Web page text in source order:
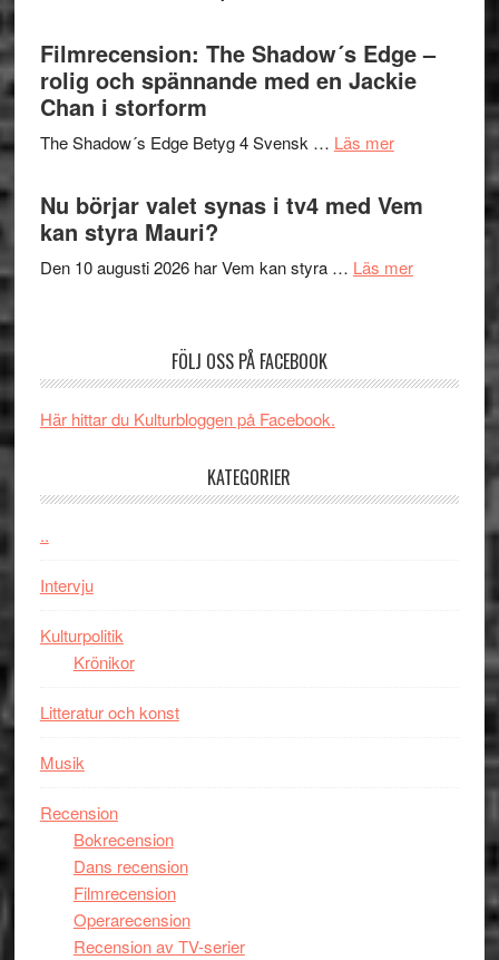
Pöntinen
avslutar
Scensommar
in
till
och
Filmrecension: The Shadow´s Edge –
rolig och spännande med en Jackie
Chan i storform
The Shadow´s Edge Betyg 4 Svensk … Läs merom
Shadow
Edge
spännande
Nu börjar valet synas i tv4 med Vem
kan styra Mauri?
Den 10 augusti 2026 har Vem kan styra … Läs merom
kan
FÖLJ OSS PÅ FACEBOOK
Här hittar du Kulturbloggen på Facebook.
KATEGORIER
..
Intervju
Kulturpolitik
Krönikor
Litteratur och konst
Musik
Recension
Bokrecension
Dans recension
Filmrecension
Operarecension
Recension av TV-serier